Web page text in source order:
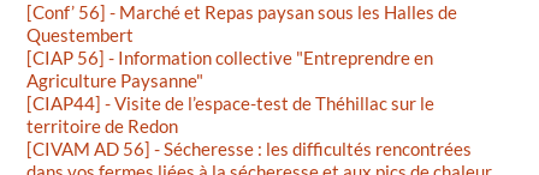
[Conf’ 56] - Marché et Repas paysan sous les Halles de
Questembert
[CIAP 56] - Information collective "Entreprendre en
Agriculture Paysanne"
[CIAP44] - Visite de l’espace-test de Théhillac sur le
territoire de Redon
[CIVAM AD 56] - Sécheresse : les difficultés rencontrées